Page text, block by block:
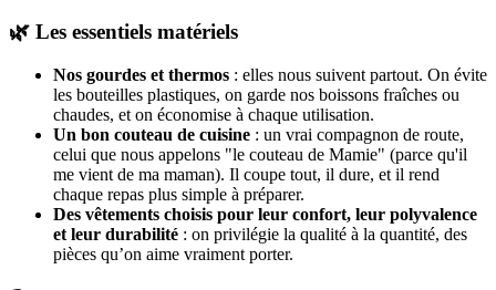
🌿 Les essentiels matériels
Nos gourdes et thermos : elles nous suivent partout. On évite
les bouteilles plastiques, on garde nos boissons fraîches ou
chaudes, et on économise à chaque utilisation.
Un bon couteau de cuisine : un vrai compagnon de route,
celui que nous appelons "le couteau de Mamie" (parce qu'il
me vient de ma maman). Il coupe tout, il dure, et il rend
chaque repas plus simple à préparer.
Des vêtements choisis pour leur confort, leur polyvalence
et leur durabilité : on privilégie la qualité à la quantité, des
pièces qu’on aime vraiment porter.